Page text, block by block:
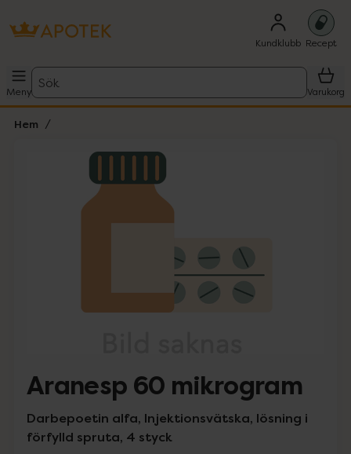
Kundklubb Recept
Meny
Sök
Varukorg
Hem
Lista: . Innehåller 1 objekt.
Aranesp 60 mikrogram
Darbepoetin alfa, Injektionsvätska, lösning i
förfylld spruta, 4 styck